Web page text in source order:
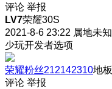
评论 举报
LV7荣耀30S
2021-8-6 23:22 属地未知
少玩开发者选项
荣耀粉丝212142310地板
评论 举报